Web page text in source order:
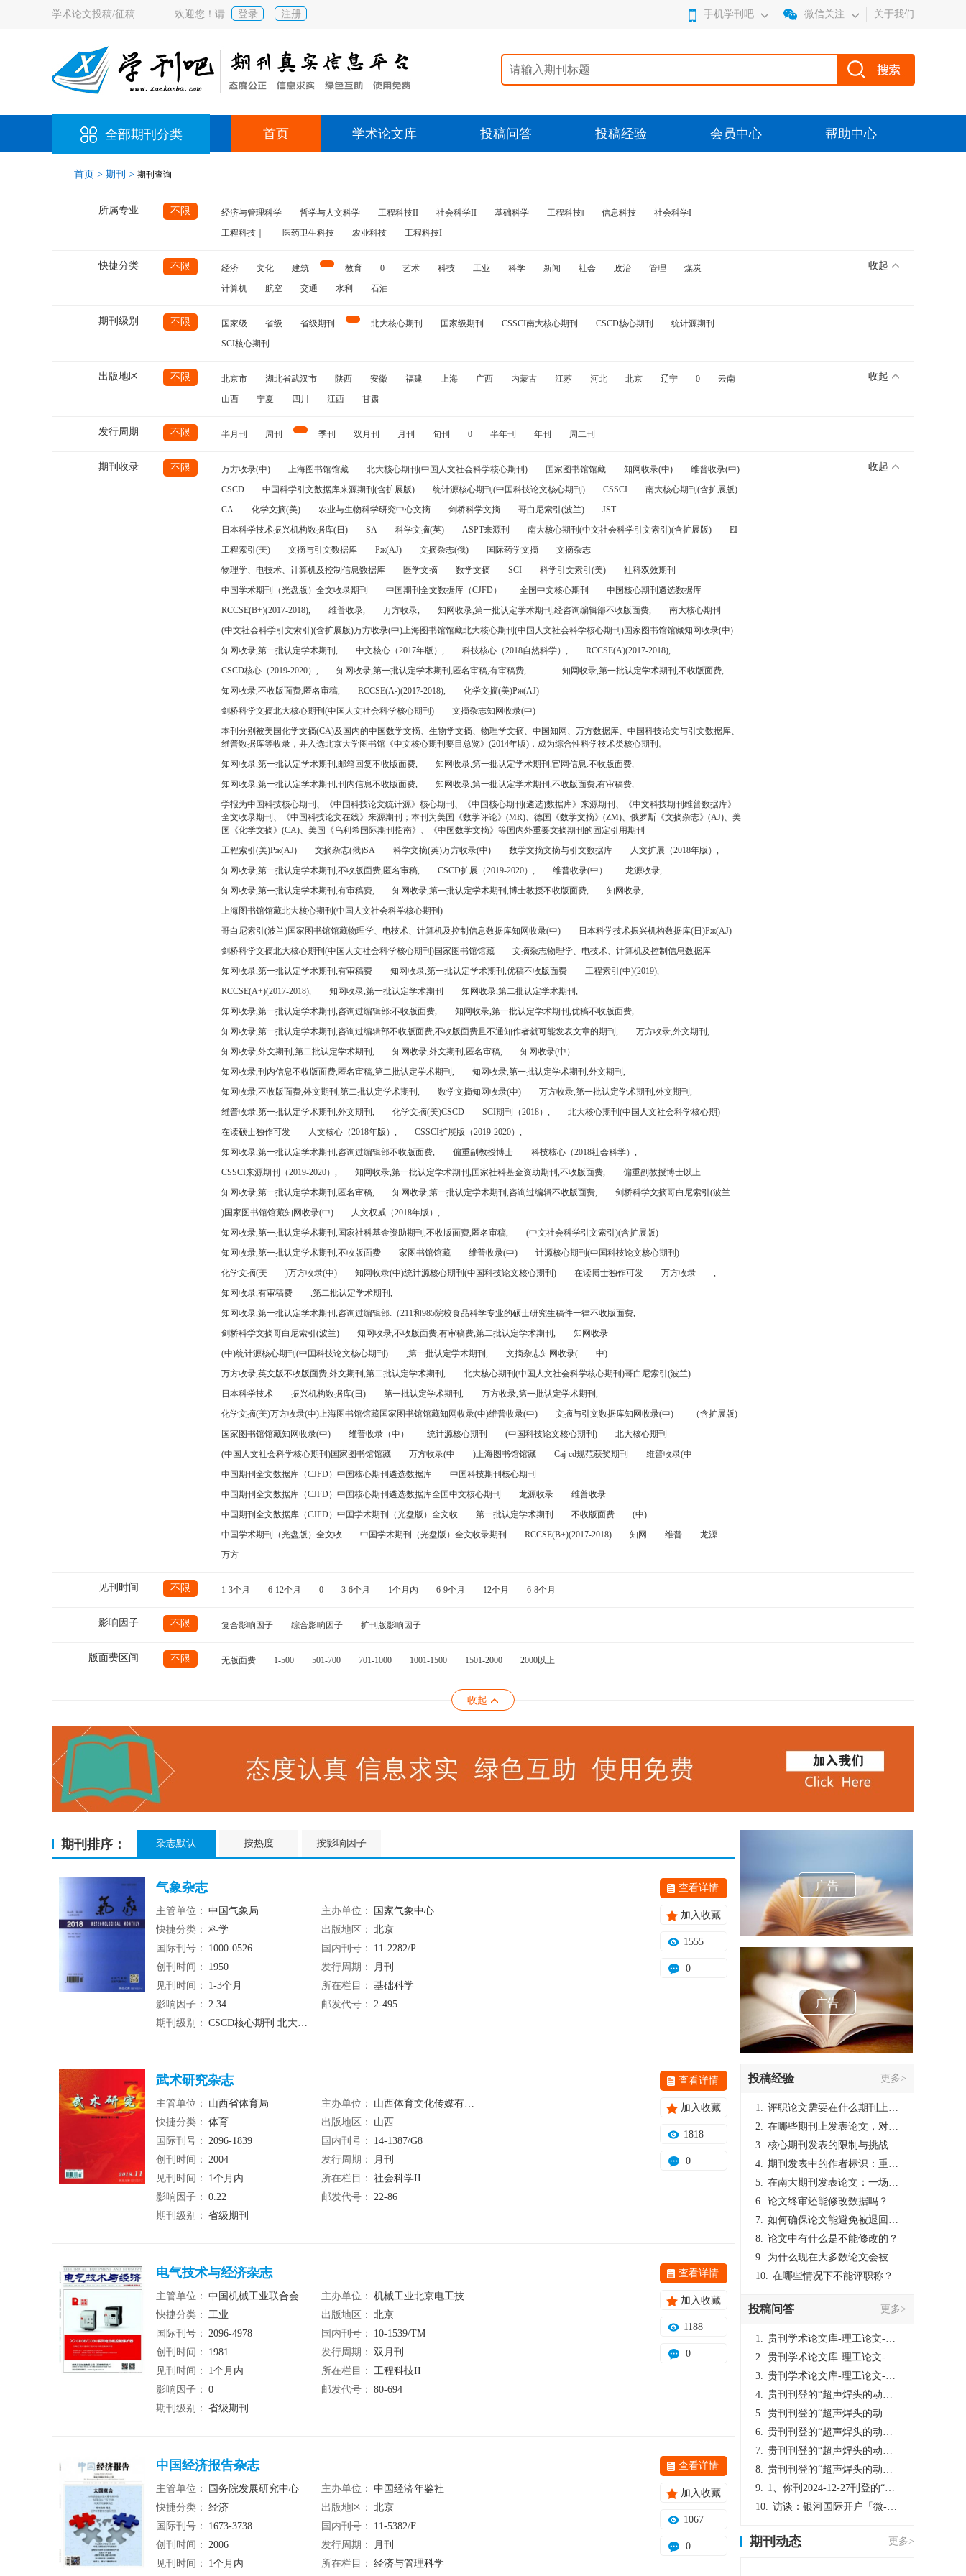
学术论文投稿/征稿 欢迎您！请 登录 注册 手机学刊吧 微信关注 关于我们
全部期刊分类 首页 学术论文库 投稿问答 投稿经验 会员中心 帮助中心
首页 > 期刊 > 期刊查询
所属专业 不限 经济与管理科学 哲学与人文科学 工程科技II 社会科学II 基础科学 工程科技‖ 信息科技
社会科学I
工程科技｜
医药卫生科技 农业科技 工程科技I
快捷分类 不限 经济 文化 建筑 教育 0 艺术 科技 工业 科学 新闻 社会 政治 管理
煤炭
计算机
航空 交通 水利 石油
收起
期刊级别 不限 国家级 省级 省级期刊 北大核心期刊 国家级期刊 CSSCI南大核心期刊 CSCD核心期刊
统计源期刊
SCI核心期刊
出版地区 不限 北京市 湖北省武汉市 陕西 安徽 福建 上海 广西 内蒙古 江苏 河北 北京 辽宁 0
云南
山西
宁夏 四川 江西 甘肃
收起
发行周期 不限 半月刊 周刊 季刊 双月刊 月刊 旬刊 0 半年刊 年刊 周二刊
期刊收录 不限 万方收录(中) 上海图书馆馆藏 北大核心期刊(中国人文社会科学核心期刊) 国家图书馆馆藏 知网收录(中)
维普收录(中)
CSCD
中国科学引文数据库来源期刊(含扩展版) 统计源核心期刊(中国科技论文核心期刊) CSSCI
南大核心期刊(含扩展版)
CA
化学文摘(美) 农业与生物科学研究中心文摘 剑桥科学文摘 哥白尼索引(波兰)
JST
日本科学技术振兴机构数据库(日)
SA 科学文摘(英) ASPT来源刊 南大核心期刊(中文社会科学引文索引)(含扩展版)
EI
工程索引(美)
文摘与引文数据库 Pж(AJ) 文摘杂志(俄) 国际药学文摘
文摘杂志
物理学、电技术、计算机及控制信息数据库
医学文摘 数学文摘 SCI 科学引文索引(美)
社科双效期刊
中国学术期刊（光盘版）全文收录期刊
中国期刊全文数据库（CJFD） 全国中文核心期刊
中国核心期刊遴选数据库
RCCSE(B+)(2017-2018),
维普收录, 万方收录, 知网收录,第一批认定学术期刊,经咨询编辑部不收版面费,
南大核心期刊
(中文社会科学引文索引)(含扩展版)万方收录(中)上海图书馆馆藏北大核心期刊(中国人文社会科学核心期刊)国家图书馆馆藏知网收录(中)
知网收录,第一批认定学术期刊,
中文核心（2017年版）, 科技核心（2018自然科学）,
RCCSE(A)(2017-2018),
CSCD核心（2019-2020）,
知网收录,第一批认定学术期刊,匿名审稿,有审稿费,
知网收录,第一批认定学术期刊,不收版面费,
知网收录,不收版面费,匿名审稿,
RCCSE(A-)(2017-2018),
化学文摘(美)Pж(AJ)
剑桥科学文摘北大核心期刊(中国人文社会科学核心期刊)
文摘杂志知网收录(中)
本刊分别被美国化学文摘(CA)及国内的中国数学文摘、生物学文摘、物理学文摘、中国知网、万方数据库、中国科技论文与引文数据库、
维普数据库等收录，并入选北京大学图书馆《中文核心期刊要目总览》(2014年版)，成为综合性科学技术类核心期刊。
知网收录,第一批认定学术期刊,邮箱回复不收版面费,
知网收录,第一批认定学术期刊,官网信息:不收版面费,
知网收录,第一批认定学术期刊,刊内信息不收版面费,
知网收录,第一批认定学术期刊,不收版面费,有审稿费,
学报为中国科技核心期刊、《中国科技论文统计源》核心期刊、《中国核心期刊(遴选)数据库》来源期刊、《中文科技期刊维普数据库》
全文收录期刊、《中国科技论文在线》来源期刊；本刊为美国《数学评论》(MR)、德国《数学文摘》(ZM)、俄罗斯《文摘杂志》(AJ)、美
国《化学文摘》(CA)、美国《乌利希国际期刊指南》、《中国数学文摘》等国内外重要文摘期刊的固定引用期刊
工程索引(美)Pж(AJ)
文摘杂志(俄)SA 科学文摘(英)万方收录(中) 数学文摘文摘与引文数据库
人文扩展（2018年版）,
知网收录,第一批认定学术期刊,不收版面费,匿名审稿,
CSCD扩展（2019-2020）, 维普收录(中）
龙源收录,
知网收录,第一批认定学术期刊,有审稿费,
知网收录,第一批认定学术期刊,博士教授不收版面费,
知网收录,
上海图书馆馆藏北大核心期刊(中国人文社会科学核心期刊)
哥白尼索引(波兰)国家图书馆馆藏物理学、电技术、计算机及控制信息数据库知网收录(中)
日本科学技术振兴机构数据库(日)Pж(AJ)
剑桥科学文摘北大核心期刊(中国人文社会科学核心期刊)国家图书馆馆藏
文摘杂志物理学、电技术、计算机及控制信息数据库
知网收录,第一批认定学术期刊,有审稿费
知网收录,第一批认定学术期刊,优稿不收版面费
工程索引(中)(2019),
RCCSE(A+)(2017-2018),
知网收录,第一批认定学术期刊
知网收录,第二批认定学术期刊,
知网收录,第一批认定学术期刊,咨询过编辑部:不收版面费,
知网收录,第一批认定学术期刊,优稿不收版面费,
知网收录,第一批认定学术期刊,咨询过编辑部不收版面费,不收版面费且不通知作者就可能发表文章的期刊,
万方收录,外文期刊,
知网收录,外文期刊,第二批认定学术期刊,
知网收录,外文期刊,匿名审稿,
知网收录(中）
知网收录,刊内信息不收版面费,匿名审稿,第二批认定学术期刊,
知网收录,第一批认定学术期刊,外文期刊,
知网收录,不收版面费,外文期刊,第二批认定学术期刊,
数学文摘知网收录(中)
万方收录,第一批认定学术期刊,外文期刊,
维普收录,第一批认定学术期刊,外文期刊,
化学文摘(美)CSCD SCI期刊（2018）,
北大核心期刊(中国人文社会科学核心期)
在读硕士独作可发
人文核心（2018年版）,
CSSCI扩展版（2019-2020）,
知网收录,第一批认定学术期刊,咨询过编辑部不收版面费,
偏重副教授博士
科技核心（2018社会科学）,
CSSCI来源期刊（2019-2020）,
知网收录,第一批认定学术期刊,国家社科基金资助期刊,不收版面费,
偏重副教授博士以上
知网收录,第一批认定学术期刊,匿名审稿,
知网收录,第一批认定学术期刊,咨询过编辑不收版面费,
剑桥科学文摘哥白尼索引(波兰
)国家图书馆馆藏知网收录(中)
人文权威（2018年版）,
知网收录,第一批认定学术期刊,国家社科基金资助期刊,不收版面费,匿名审稿,
(中文社会科学引文索引)(含扩展版)
知网收录,第一批认定学术期刊,不收版面费
家图书馆馆藏 维普收录(中)
计源核心期刊(中国科技论文核心期刊)
化学文摘(美
)万方收录(中) 知网收录(中)统计源核心期刊(中国科技论文核心期刊) 在读博士独作可发 万方收录
,
知网收录,有审稿费
,第二批认定学术期刊,
知网收录,第一批认定学术期刊,咨询过编辑部:（211和985院校食品科学专业的硕士研究生稿件一律不收版面费,
剑桥科学文摘哥白尼索引(波兰)
知网收录,不收版面费,有审稿费,第二批认定学术期刊,
知网收录
(中)统计源核心期刊(中国科技论文核心期刊)
,第一批认定学术期刊, 文摘杂志知网收录(
中)
万方收录,英文版不收版面费,外文期刊,第二批认定学术期刊,
北大核心期刊(中国人文社会科学核心期刊)哥白尼索引(波兰)
日本科学技术
振兴机构数据库(日) 第一批认定学术期刊,
万方收录,第一批认定学术期刊,
化学文摘(美)万方收录(中)上海图书馆馆藏国家图书馆馆藏知网收录(中)维普收录(中)
文摘与引文数据库知网收录(中)
（含扩展版)
国家图书馆馆藏知网收录(中)
维普收录（中） 统计源核心期刊 (中国科技论文核心期刊)
北大核心期刊
(中国人文社会科学核心期刊)国家图书馆馆藏
万方收录(中 )上海图书馆馆藏 Caj-cd规范获奖期刊
维普收录(中
中国期刊全文数据库（CJFD）中国核心期刊遴选数据库
中国科技期刊核心期刊
中国期刊全文数据库（CJFD）中国核心期刊遴选数据库全国中文核心期刊
龙源收录
维普收录
中国期刊全文数据库（CJFD）中国学术期刊（光盘版）全文收
第一批认定学术期刊 不收版面费
(中)
中国学术期刊（光盘版）全文收
中国学术期刊（光盘版）全文收录期刊 RCCSE(B+)(2017-2018) 知网 维普
龙源
万方
收起
见刊时间 不限 1-3个月 6-12个月 0 3-6个月 1个月内 6-9个月 12个月 6-8个月
影响因子 不限 复合影响因子 综合影响因子 扩刊版影响因子
版面费区间 不限 无版面费 1-500 501-700 701-1000 1001-1500 1501-2000 2000以上
收起
期刊排序： 杂志默认 按热度 按影响因子
气象杂志
主管单位： 中国气象局 主办单位：
国家气象中心
快捷分类： 科学 出版地区： 北京
国际刊号：
1000-0526 国内刊号：
11-2282/P
创刊时间：
1950 发行周期：
月刊
见刊时间：
1-3个月 所在栏目： 基础科学
影响因子： 2.34 邮发代号： 2-495
期刊级别： CSCD核心期刊 北大核心期刊 统计源期刊
查看详情
加入收藏
1555
0
武术研究杂志
主管单位： 山西省体育局 主办单位：
山西体育文化传媒有限公司
快捷分类： 体育 出版地区：
山西
国际刊号： 2096-1839 国内刊号：
14-1387/G8
创刊时间： 2004 发行周期：
月刊
见刊时间：
1个月内 所在栏目： 社会科学II
影响因子： 0.22 邮发代号： 22-86
期刊级别： 省级期刊
查看详情
加入收藏
1818
0
电气技术与经济杂志
主管单位： 中国机械工业联合会 主办单位： 机械工业北京电工技术经济研究所
快捷分类： 工业 出版地区： 北京
国际刊号： 2096-4978 国内刊号：
10-1539/TM
创刊时间：
1981 发行周期： 双月刊
见刊时间：
1个月内 所在栏目： 工程科技II
影响因子： 0 邮发代号： 80-694
期刊级别： 省级期刊
查看详情
加入收藏
1188
0
中国经济报告杂志
主管单位： 国务院发展研究中心 主办单位： 中国经济年鉴社
快捷分类： 经济 出版地区： 北京
国际刊号：
1673-3738 国内刊号：
11-5382/F
创刊时间： 2006 发行周期：
月刊
见刊时间：
1个月内 所在栏目： 经济与管理科学
查看详情
加入收藏
1067
0
广告
广告
投稿经验 更多>
1. 评职论文需要在什么期刊上发表？
2. 在哪些期刊上发表论文，对考研有优势？
3. 核心期刊发表的限制与挑战
4. 期刊发表中的作者标识：重要性与实践
5. 在南大期刊发表论文：一场知识探索与学术成就的旅程
6. 论文终审还能修改数据吗？
7. 如何确保论文能避免被退回：关键条件与策略
8. 论文中有什么是不能修改的？
9. 为什么现在大多数论文会被评判为AI撰写？（深度剖析查重机制下的困境与出路）
10. 在哪些情况下不能评职称？
投稿问答 更多>
1. 贵刊学术论文库-理工论文-第16页刊登的“超声焊头的动力学分析与优化设计”，作者lizhiwei，时间2024-12-27，该论文由我本人在机电工程技术2024年第10期公开发表，lizhiwei并非本人，请将文章删除，消除影响，谢谢！
2. 贵刊学术论文库-理工论文-第16页刊登的“超声焊头的动力学分析与优化设计”，作者lizhiwei，时间2024-12-27，该论文由我本人在机电工程技术2024年第10期公开发表，lizhiwei并非本人，请将文章删除，消除影响，谢谢！
3. 贵刊学术论文库-理工论文-第16页刊登的“超声焊头的动力学分析与优化设计”，作者lizhiwei，时间2024-12-27，该论文由我本人在机电工程技术2024年第10期公开发表，lizhiwei并非本人，请将文章删除，消除影响，谢谢！
4. 贵刊刊登的“超声焊头的动力学分析与优化设计”，作者lizhiwei，时间2024-12-27，该论文由我本人在机电工程技术2024年第10期公开发表，lizhiwei并非本人，请将文章删除，消除影响，谢谢！
5. 贵刊刊登的“超声焊头的动力学分析与优化设计”，作者lizhiwei，时间2024-12-27，该论文由我本人在机电工程技术2024年第10期公开发表，lizhiwei并非本人，请将文章删除，消除影响，谢谢！
6. 贵刊刊登的“超声焊头的动力学分析与优化设计”，作者lizhiwei，时间2024-12-27，该论文由我本人在机电工程技术2024年第10期公开发表，lizhiwei并非本人，请将文章删除，消除影响，谢谢！
7. 贵刊刊登的“超声焊头的动力学分析与优化设计”，作者lizhiwei，时间2024-12-27，该论文由我本人在机电工程技术2024年第10期公开发表，lizhiwei并非本人，请将文章删除，消除影响，谢谢！
8. 贵刊刊登的“超声焊头的动力学分析与优化设计”，作者lizhiwei，时间2024-12-27，该论文由我本人在机电工程技术2024年第10期公开发表，lizhiwei并非本人，请将文章删除，消除影响，谢谢！
9. 1、你刊2024-12-27刊登的“超声焊头的动力学分析与优化设计论文”，是由我本人在“机电工程技术”，在2024年第10期公开发表的，而本刊转载“lizhiwei”非本人操作，请尽快将其删除，消除不良影响。
10. 访谈：银河国际开户「微-97905670-信」上分客服开户电话在线注册现场经理。机械文明荒野生存游戏《荒野起源》超新星测试将于12月18日上午10点正式开启!本次测试资格已陆续发放!各位拓荒者们准备好了么。
期刊动态 更多>